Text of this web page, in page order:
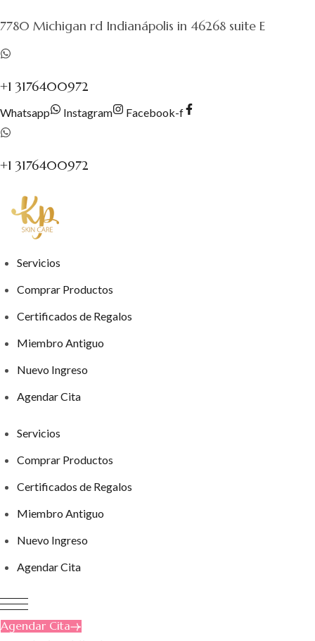
contenido
7780 Michigan rd Indianápolis in 46268 suite E
+1 3176400972
Whatsapp Instagram Facebook-f
+1 3176400972
Servicios
Comprar Productos
Certificados de Regalos
Miembro Antiguo
Nuevo Ingreso
Agendar Cita
Servicios
Comprar Productos
Certificados de Regalos
Miembro Antiguo
Nuevo Ingreso
Agendar Cita
Agendar Cita